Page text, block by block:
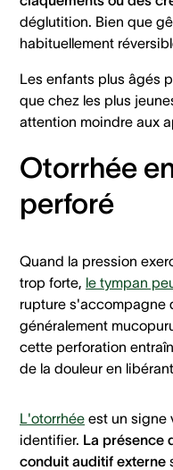
déglutition. Bien que
habituellement
Les enfants plus âgés
que chez les plus
attention moindre aux
Otorrhée
perforé
Quand la pression
trop forte, le tympan
rupture s'accompagne
généralement
cette perforation
de la douleur en
L'otorrhée est un signe
identifier. La présence
conduit auditif externe